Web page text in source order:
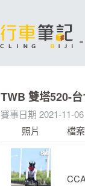
TWB 雙塔520-
賽事日期 2021-11-06
照片
檔